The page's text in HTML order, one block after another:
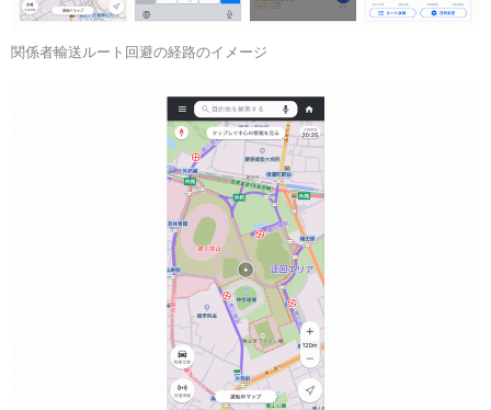
関係者輸送ルート回避の経路のイメージ